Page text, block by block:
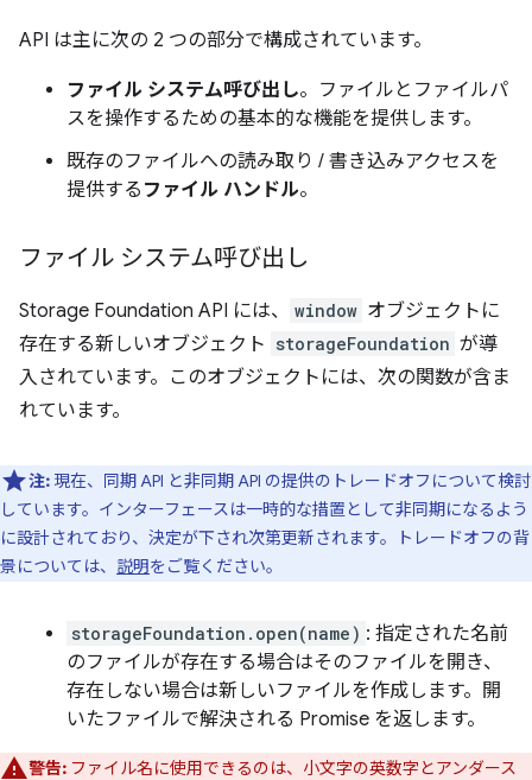
API は主に次の 2 つの部分で構成されています。
ファイル システム呼び出し。ファイルとファイルパ
スを操作するための基本的な機能を提供します。
既存のファイルへの読み取り / 書き込みアクセスを
提供する ファイル ハンドル。
ファイル システム呼び出し
Storage Foundation API には、 window オブジェクトに
存在する新しいオブジェクト storageFoundation が導
入されています。このオブジェクトには、次の関数が含ま
れています。
注: 現在、同期 API と非同期 API の提供のトレードオフについて検討
しています。インターフェースは一時的な措置として非同期になるよう
に設計されており、決定が下され次第更新されます。トレードオフの背
景については、 説明をご覧ください。
storageFoundation.open(name) : 指定された名前
のファイルが存在する場合はそのファイルを開き、
存在しない場合は新しいファイルを作成します。開
いたファイルで解決される Promise を返します。
警告: ファイル名に使用できるのは、小文字の英数字とアンダース